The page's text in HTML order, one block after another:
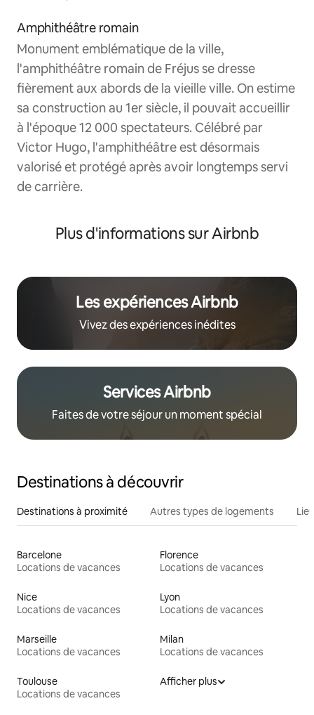
Amphithéâtre romain
Monument emblématique de la ville,
l'amphithéâtre romain de Fréjus se dresse
fièrement aux abords de la vieille ville. On estime
sa construction au 1er siècle, il pouvait accueillir
à l'époque 12 000 spectateurs. Célébré par
Victor Hugo, l'amphithéâtre est désormais
valorisé et protégé après avoir longtemps servi
de carrière.
Plus d'informations sur Airbnb
Les expériences Airbnb
Vivez des expériences inédites
Services Airbnb
Faites de votre séjour un moment spécial
Destinations à découvrir
Destinations à proximité Autres types de logements
Barcelone
Locations de vacances
Florence
Locations de vacances
Nice
Locations de vacances
Lyon
Locations de vacances
Marseille
Locations de vacances
Milan
Locations de vacances
Toulouse
Locations de vacances
Afficher plus